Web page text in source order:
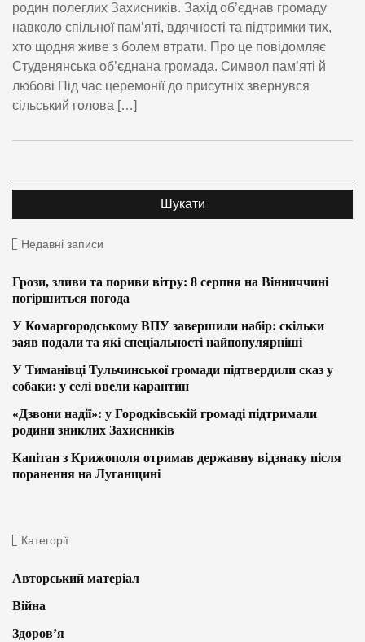
родин полеглих Захисників. Захід об’єднав громаду
навколо спільної пам’яті, вдячності та підтримки тих,
хто щодня живе з болем втрати. Про це повідомляє
Студенянська об’єднана громада. Символ пам’яті й
любові Під час церемонії до присутніх звернувся
сільський голова […]
Недавні записи
Грози, зливи та пориви вітру: 8 серпня на Вінниччині
погіршиться погода
У Комаргородському ВПУ завершили набір: скільки
заяв подали та які спеціальності найпопулярніші
У Тиманівці Тульчинської громади підтвердили сказ у
собаки: у селі ввели карантин
«Дзвони надії»: у Городківській громаді підтримали
родини зниклих Захисників
Капітан з Крижополя отримав державну відзнаку після
поранення на Луганщині
Категорії
Авторський матеріал
Війна
Здоров’я